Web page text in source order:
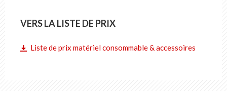
VERS LA LISTE DE PRIX
Liste de prix matériel consommable & accessoires